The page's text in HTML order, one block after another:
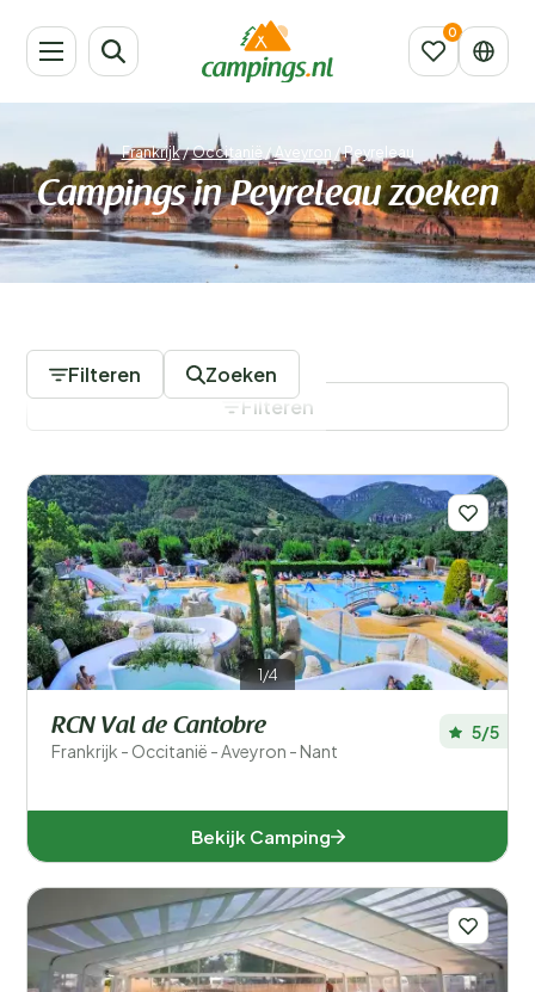
Frankrijk/Occitanië /Aveyron /Peyreleau
Campings in Peyreleau zoeken
Filteren Zoeken
Populaire filters
Type accommodatie
Zwemmen
Algemeen
Sport en vrije tijd
Filters opslaan
Filteren
1/4
RCN Val de Cantobre
Frankrijk - Occitanië - Aveyron - Nant
5/5
Bekijk Camping